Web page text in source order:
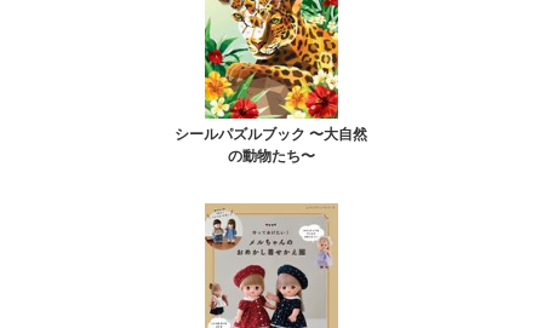
シールパズルブック 〜大自然
の動物たち〜